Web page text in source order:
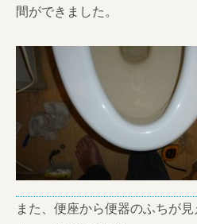
間ができました。
また、便座から便器のふちが